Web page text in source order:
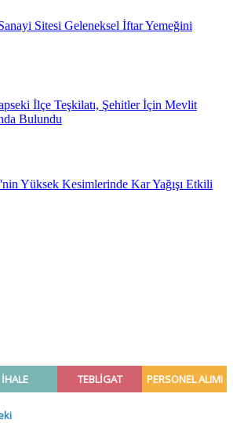
Sitesi Geleneksel İftar Yemeğini
İlçe Teşkilatı, Şehitler İçin Mevlit
Bulundu
Yüksek Kesimlerinde Kar Yağışı Etkili